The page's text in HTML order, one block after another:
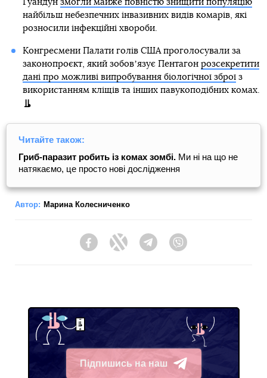
Гуандун змогли майже повністю знищити популяцію
найбільш небезпечних інвазивних видів комарів, які
розносили інфекційні хвороби.
Конгресмени Палати голів США проголосували за
законопроєкт, який зобовʼязує Пентагон розсекретити
дані про можливі випробування біологічної зброїз
використанням кліщів та інших павукоподібних комах.
Читайте також:
Гриб-паразит робить із комах зомбі. Ми ні на що не
натякаємо, це просто нові дослідження
Автор: Марина Колесниченко
FacebookTwitter Telegram
Підпишись на наш
Telegram